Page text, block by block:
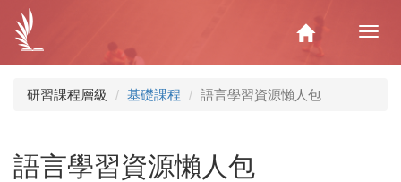
內
Home
研習課程層級 基礎課程 語言學習資源懶人包
語言學習資源懶人包